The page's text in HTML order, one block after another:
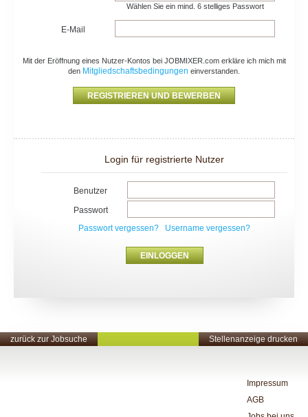
Wählen Sie ein mind. 6 stelliges Passwort
E-Mail
Mit der Eröffnung eines Nutzer-Kontos bei JOBMIXER.com erkläre ich mich mit
den Mitgliedschaftsbedingungen einverstanden.
Login für registrierte Nutzer
Benutzer
Passwort
Passwort vergessen?
Username vergessen?
zurück zur Jobsuche Stellenanzeige drucken
Impressum
AGB